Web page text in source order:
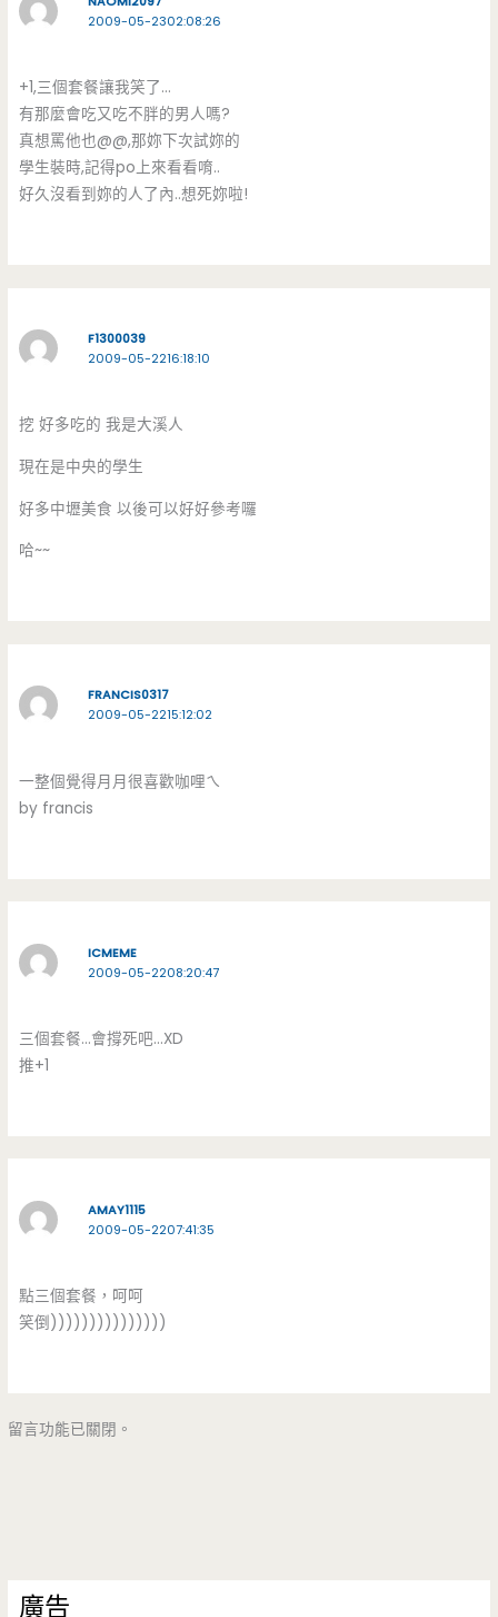
2009-05-2302:08:26
+1,三個套餐讓我笑了…
有那麼會吃又吃不胖的男人嗎?
真想罵他也@@,那妳下次試妳的
學生裝時,記得po上來看看唷..
好久沒看到妳的人了內..想死妳啦!
F1300039
2009-05-2216:18:10
挖 好多吃的 我是大溪人
現在是中央的學生
好多中壢美食 以後可以好好參考囉
哈~~
FRANCIS0317
2009-05-2215:12:02
一整個覺得月月很喜歡咖哩ㄟ
by francis
ICMEME
2009-05-2208:20:47
三個套餐…會撐死吧…XD
推+1
AMAY1115
2009-05-2207:41:35
點三個套餐，呵呵
笑倒)))))))))))))))
留言功能已關閉。
廣告